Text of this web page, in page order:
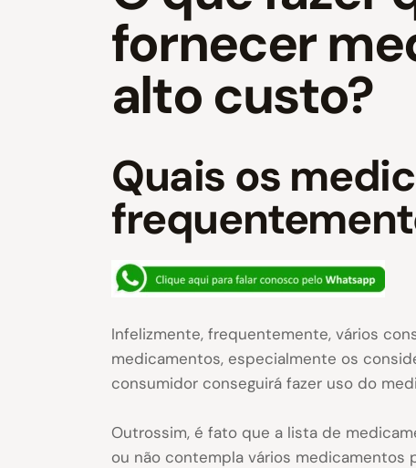
fornecer
alto custo?
Quais os
Infelizmente, frequentemente, vários
medicamentos, especialmente os
consumidor conseguirá fazer uso do
Outrossim, é fato que a lista de
ou não contempla vários medicamentos